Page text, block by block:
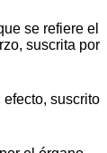
se refiere el
suscrita por
suscrito